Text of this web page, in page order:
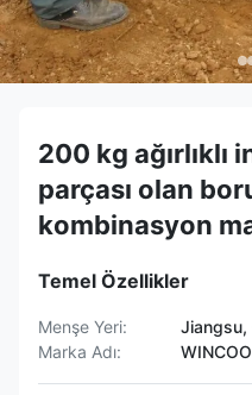
200 kg ağırlıklı
parçası olan
kombinasyon
Temel Özellikler
Menşe Yeri:
Jiangsu,
Marka Adı:
WINCOO